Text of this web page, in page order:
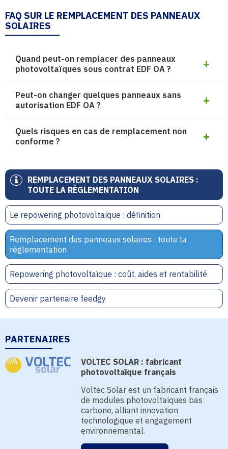
REMPLACEMENT DES PANNEAUX SOLAIRES :
TOUTE LA RÈGLEMENTATION
Le repowering photovoltaïque : définition
Remplacement des panneaux solaires : toute la
règlementation
Repowering photovoltaïque : coût, aides et rentabilité
Devenir partenaire feedgy
FAQ SUR LE REMPLACEMENT DES PANNEAUX
SOLAIRES
Quand peut-on remplacer des panneaux
photovoltaïques sous contrat EDF OA ?
Peut-on changer quelques panneaux sans
autorisation EDF OA ?
Quels risques en cas de remplacement non
conforme ?
PARTENAIRES
VOLTEC SOLAR : fabricant
photovoltaïque français
Voltec Solar est un fabricant français
de modules photovoltaïques bas
carbone, alliant innovation
technologique et engagement
environnemental.